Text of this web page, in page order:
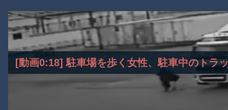
[動画0:18] 駐車場を歩く女性、駐車中のトラ